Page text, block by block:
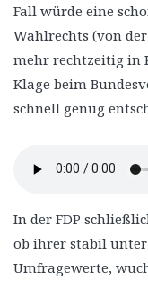
Fall würde eine
Wahlrechts (von
mehr rechtzeitig in
Klage beim
schnell genug
In der FDP
ob ihrer stabil
Umfragewerte,